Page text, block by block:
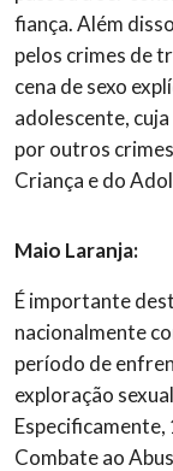
fiança. Além
pelos crimes de
cena de sexo
adolescente, cuja
por outros
Criança e do
Maio Laranja:
É importante
nacionalmente
período de
exploração
Especificamente,
Combate ao